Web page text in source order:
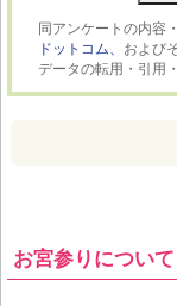
同アンケートの内容
ドットコム、 および
データの転用・引用
お宮参りについ